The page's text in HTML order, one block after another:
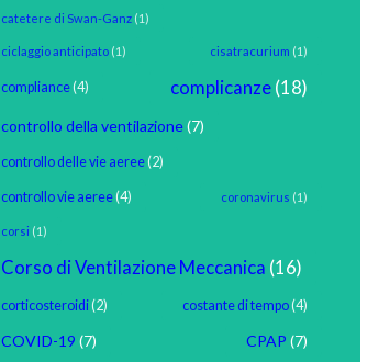
catetere di Swan-Ganz (1)
ciclaggio anticipato (1) cisatracurium (1)
compliance(4) complicanze(18)
controllo della ventilazione(7)
controllo delle vie aeree(2)
controllo vie aeree(4) coronavirus (1)
corsi (1)
Corso di Ventilazione Meccanica (16)
corticosteroidi(2) costante di tempo(4)
COVID-19 (7) CPAP (7)